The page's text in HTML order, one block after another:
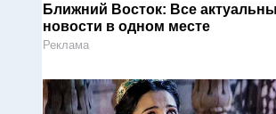
Ближний Восток: Все
новости в одном месте
Реклама